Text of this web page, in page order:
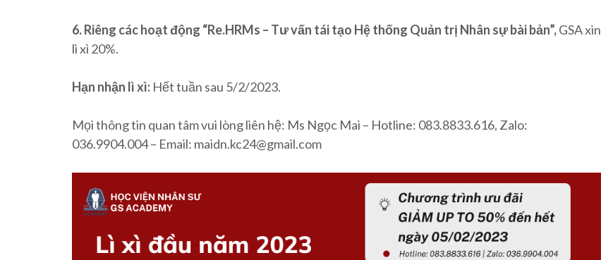
6. Riêng các hoạt động “Re.HRMs – Tư vấn tái tạo Hệ thống Quản trị Nhân sự bài bản”,GSA xin
lì xì 20%.
Hạn nhận lì xì: Hết tuần sau 5/2/2023.
Mọi thông tin quan tâm vui lòng liên hệ: Ms Ngọc Mai – Hotline: 083.8833.616, Zalo:
036.9904.004 – Email: maidn.kc24@gmail.com